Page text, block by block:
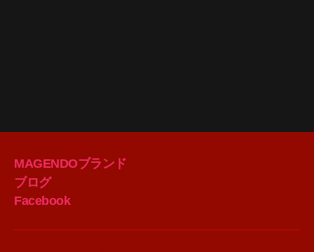
MAGENDOブランド
ブログ
Facebook